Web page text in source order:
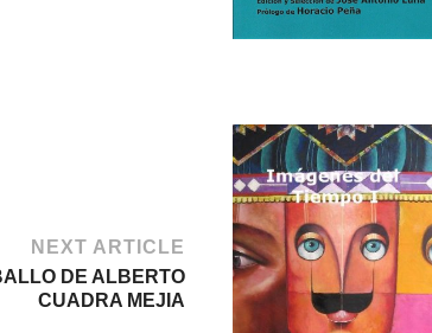
NEXT ARTICLE
DE ALBERTO
CUADRA MEJIA